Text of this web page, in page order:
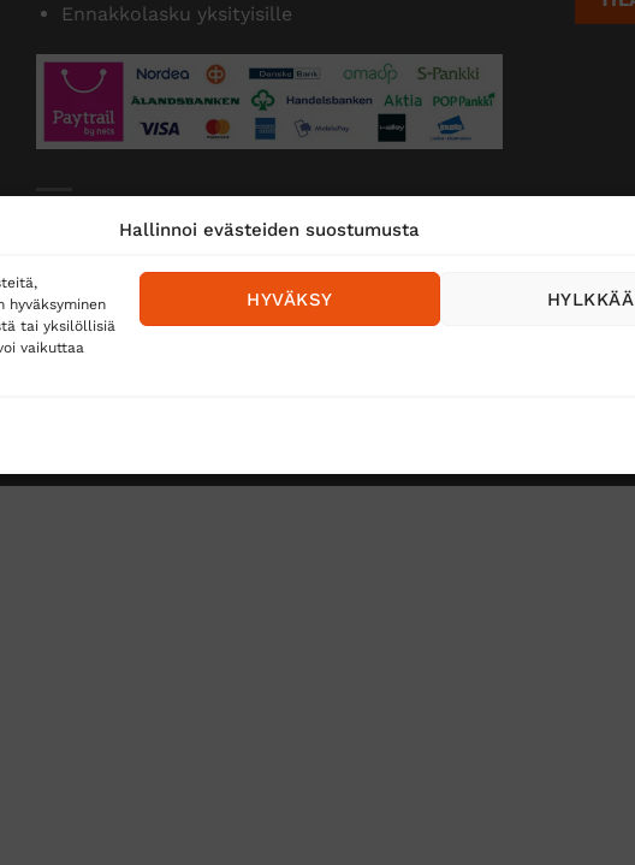
Hallinnoi evästeiden suostumusta
tai yksilöllisiä
vaikuttaa
HYVÄKSY HYLKKÄÄ
Ennakkolasku yksityisille
Toimitustavat
Matkahuolto
Postnord